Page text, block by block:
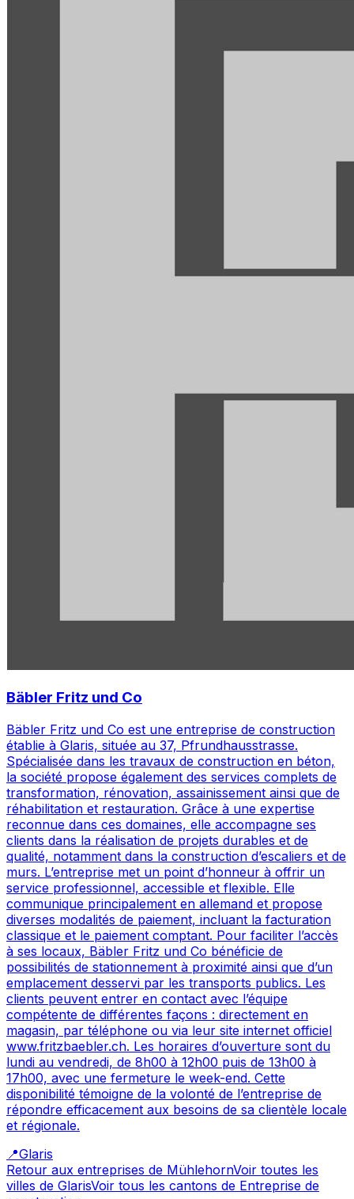
Bäbler Fritz und Co
Bäbler Fritz und Co est une entreprise de construction
établie à Glaris, située au 37, Pfrundhausstrasse.
Spécialisée dans les travaux de construction en béton,
la société propose également des services complets de
transformation, rénovation, assainissement ainsi que de
réhabilitation et restauration. Grâce à une expertise
reconnue dans ces domaines, elle accompagne ses
clients dans la réalisation de projets durables et de
qualité, notamment dans la construction d’escaliers et de
murs. L’entreprise met un point d’honneur à offrir un
service professionnel, accessible et flexible. Elle
communique principalement en allemand et propose
diverses modalités de paiement, incluant la facturation
classique et le paiement comptant. Pour faciliter l’accès
à ses locaux, Bäbler Fritz und Co bénéficie de
possibilités de stationnement à proximité ainsi que d’un
emplacement desservi par les transports publics. Les
clients peuvent entrer en contact avec l’équipe
compétente de différentes façons : directement en
magasin, par téléphone ou via leur site internet officiel
www.fritzbaebler.ch. Les horaires d’ouverture sont du
lundi au vendredi, de 8h00 à 12h00 puis de 13h00 à
17h00, avec une fermeture le week-end. Cette
disponibilité témoigne de la volonté de l’entreprise de
répondre efficacement aux besoins de sa clientèle locale
et régionale.
📍Glaris
Retour aux entreprises de MühlehornVoir toutes les
villes de GlarisVoir tous les cantons de Entreprise de